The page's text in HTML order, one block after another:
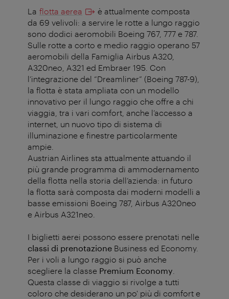
La flotta aerea
è attualmente composta
da 69 velivoli: a servire le rotte a lungo raggio
sono dodici aeromobili Boeing 767, 777 e 787.
Sulle rotte a corto e medio raggio operano 57
aeromobili della Famiglia Airbus A320,
A320neo, A321 ed Embraer 195. Con
l’integrazione del “Dreamliner” (Boeing 787-9),
la flotta è stata ampliata con un modello
innovativo per il lungo raggio che offre a chi
viaggia, tra i vari comfort, anche l’accesso a
internet, un nuovo tipo di sistema di
illuminazione e finestre particolarmente
ampie.
Austrian Airlines sta attualmente attuando il
più grande programma di ammodernamento
della flotta nella storia dell’azienda: in futuro
la flotta sarà composta dai moderni modelli a
basse emissioni Boeing 787, Airbus A320neo
e Airbus A321neo.
I biglietti aerei possono essere prenotati nelle
classi di prenotazione Business ed Economy.
Per i voli a lungo raggio si può anche
scegliere la classe Premium Economy
Questa classe di viaggio si rivolge a tutti
coloro che desiderano un po' più di comfort e